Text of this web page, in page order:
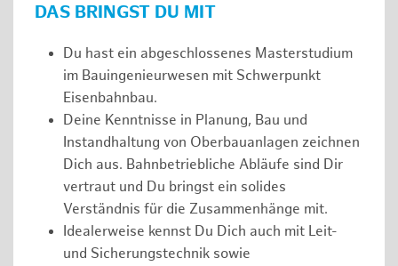
DAS BRINGST DU MIT
Du hast ein abgeschlossenes Masterstudium
im Bauingenieurwesen mit Schwerpunkt
Eisenbahnbau.
Deine Kenntnisse in Planung, Bau und
Instandhaltung von Oberbauanlagen zeichnen
Dich aus. Bahnbetriebliche Abläufe sind Dir
vertraut und Du bringst ein solides
Verständnis für die Zusammenhänge mit.
Idealerweise kennst Du Dich auch mit Leit-
und Sicherungstechnik sowie